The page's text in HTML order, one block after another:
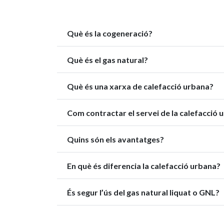
Què és la cogeneració?
Què és el gas natural?
Què és una xarxa de calefacció urbana?
Com contractar el servei de la calefacció
Quins són els avantatges?
En què és diferencia la calefacció urbana?
És segur l’ús del gas natural liquat o GNL?